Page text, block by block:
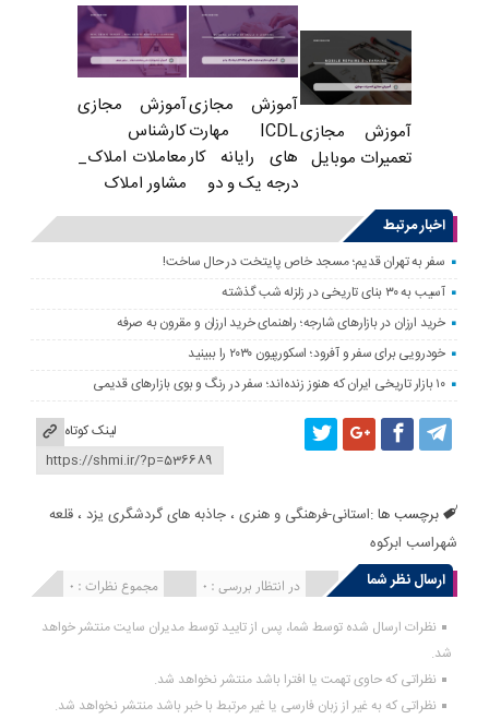
آموزش مجازی
تعمیرات موبایل
آموزش مجازی
ICDL مهارت
های رایانه کار
درجه یک و دو
آموزش مجازی
کارشناس
معاملات املاک_
مشاور املاک
اخبار مرتبط
سفر به تهران قدیم؛ مسجد خاص پایتخت در حال ساخت!
آسیب به ۳۰ بنای تاریخی در زلزله شب گذشته
خرید ارزان در بازارهای شارجه؛ راهنمای خرید ارزان و مقرون به صرفه
خودرویی برای سفر و آفرود؛ اسکورپیون ۲۰۳۰ را ببینید
۱۰ بازار تاریخی ایران که هنوز زنده‌اند؛ سفر در رنگ و بوی بازارهای قدیمی
لینک کوتاه
برچسب ها :استانی-فرهنگی و هنری ،جاذبه های گردشگری یزد ،قلعه
شهراسب ابرکوه
ارسال نظر شما
مجموع نظرات : 0 در انتظار بررسی : 0 انتشار یافته : 0
نظرات ارسال شده توسط شما، پس از تایید توسط مدیران سایت منتشر خواهد
شد.
نظراتی که حاوی تهمت یا افترا باشد منتشر نخواهد شد.
نظراتی که به غیر از زبان فارسی یا غیر مرتبط با خبر باشد منتشر نخواهد شد.